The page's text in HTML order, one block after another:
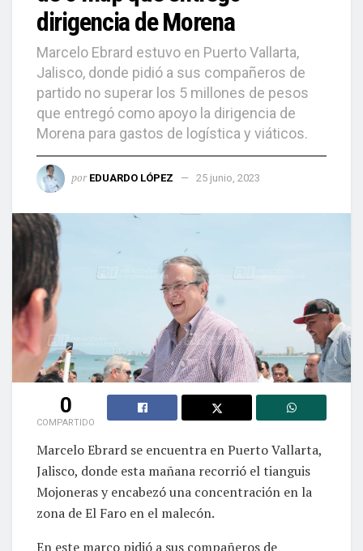
dirigencia de Morena
Marcelo Ebrard estuvo en Puerto Vallarta,
Jalisco, donde pidió a sus compañeros de
partido no superar los 5 millones de pesos
que entregó como apoyo la dirigencia de
Morena para gastos de logística y viáticos.
por EDUARDO LÓPEZ 25 junio, 2023
0
COMPARTIDO
Marcelo Ebrard se encuentra en Puerto Vallarta,
Jalisco, donde esta mañana recorrió el tianguis
Mojoneras y encabezó una concentración en la
zona de El Faro en el malecón.
En este marco pidió a sus compañeros de